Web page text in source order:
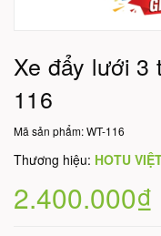
Xe đẩy lưới 3
116
Mã sản phẩm:WT-116
Thương hiệu: HOTU
2.400.000₫